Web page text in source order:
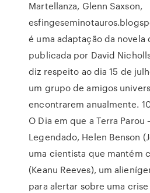
Martellanza, Glenn Saxson,
é uma adaptação da novela
publicada por David
diz respeito ao dia 15 de
um grupo de amigos
encontrarem anualmente.
O Dia em que a Terra Parou
Legendado, Helen Benson
uma cientista que mantém
(Keanu Reeves), um
para alertar sobre uma